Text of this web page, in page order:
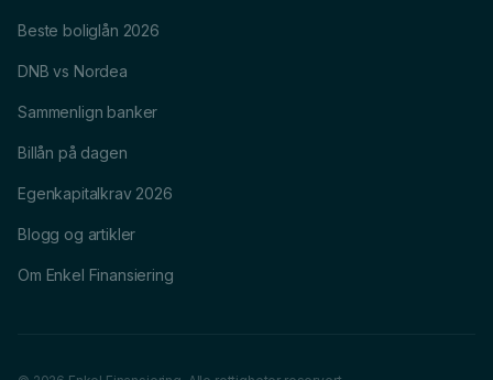
Beste boliglån 2026
DNB vs Nordea
Sammenlign banker
Billån på dagen
Egenkapitalkrav 2026
Blogg og artikler
Om Enkel Finansiering